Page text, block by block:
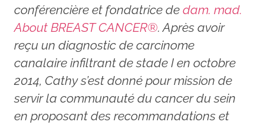
conférencière et fondatrice de dam. mad.
About BREAST CANCER®. Après avoir
reçu un diagnostic de carcinome
canalaire infiltrant de stade I en octobre
2014, Cathy s’est donné pour mission de
servir la communauté du cancer du sein
en proposant des recommandations et